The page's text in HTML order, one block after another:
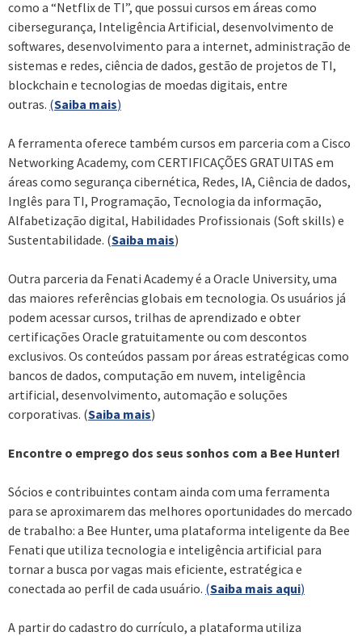
como a “Netflix de TI”, que possui cursos em áreas como
cibersegurança, Inteligência Artificial, desenvolvimento de
softwares, desenvolvimento para a internet, administração de
sistemas e redes, ciência de dados, gestão de projetos de TI,
blockchain e tecnologias de moedas digitais, entre
outras. (Saiba mais)
A ferramenta oferece também cursos em parceria com a Cisco
Networking Academy, com CERTIFICAÇÕES GRATUITAS em
áreas como segurança cibernética, Redes, IA, Ciência de dados,
Inglês para TI, Programação, Tecnologia da informação,
Alfabetização digital, Habilidades Profissionais (Soft skills) e
Sustentabilidade. (Saiba mais)
Outra parceria da Fenati Academy é a Oracle University, uma
das maiores referências globais em tecnologia. Os usuários já
podem acessar cursos, trilhas de aprendizado e obter
certificações Oracle gratuitamente ou com descontos
exclusivos. Os conteúdos passam por áreas estratégicas como
bancos de dados, computação em nuvem, inteligência
artificial, desenvolvimento, automação e soluções
corporativas. (Saiba mais)
Encontre o emprego dos seus sonhos com a Bee Hunter!
Sócios e contribuintes contam ainda com uma ferramenta
para se aproximarem das melhores oportunidades do mercado
de trabalho: a Bee Hunter, uma plataforma inteligente da Bee
Fenati que utiliza tecnologia e inteligência artificial para
tornar a busca por vagas mais eficiente, estratégica e
conectada ao perfil de cada usuário. (Saiba mais aqui)
A partir do cadastro do currículo, a plataforma utiliza